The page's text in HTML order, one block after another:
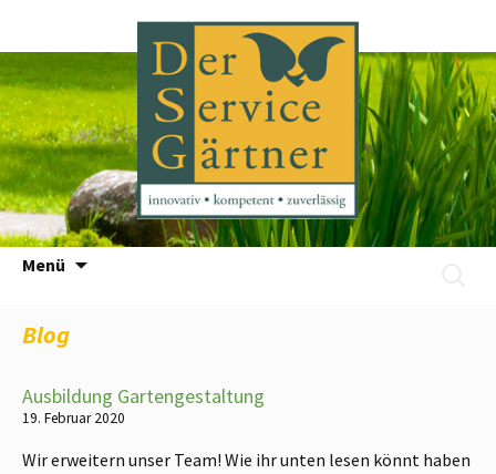
Menü
Zum
Blog
Ausbildung Gartengestaltung
19. Februar 2020
Wir erweitern unser Team! Wie ihr unten lesen könnt haben